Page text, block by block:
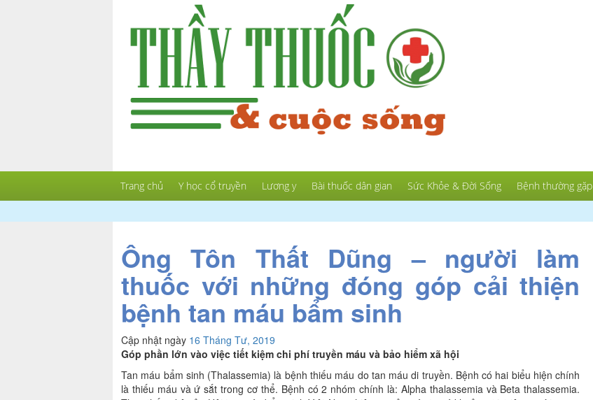
Trang chủ Y học cổ truyền Lương y Bài thuốc dân gian Sức Khỏe & Đời Sống Bệnh thường gặp
Ông Tôn Thất Dũng – người làm
thuốc với những đóng góp cải thiện
bệnh tan máu bẩm sinh
Cập nhật ngày 16 Tháng Tư, 2019
Góp phần lớn vào việc tiết kiệm chi phí truyền máu và bảo hiểm xã hội
Tan máu bẩm sinh (Thalassemia) là bệnh thiếu máu do tan máu di truyền. Bệnh có hai biểu hiện chính
là thiếu máu và ứ sắt trong cơ thể. Bệnh có 2 nhóm chính là: Alpha thalassemia và Beta thalassemia.